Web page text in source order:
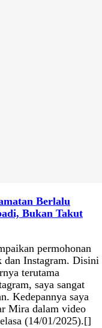
Berlalu
Bukan Takut
permohonan
Instagram. Disini
terutama
saya sangat
Kedepannya saya
Mira dalam video
(14/01/2025).[]